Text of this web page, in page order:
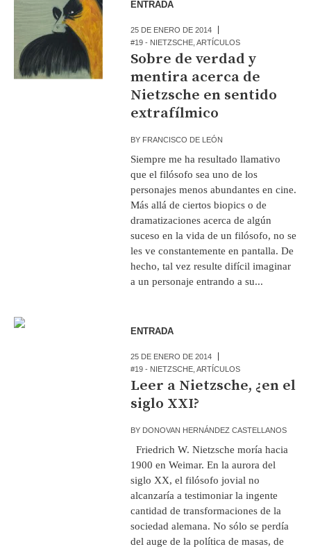
ENTRADA
25 DE ENERO DE 2014
#19 - NIETZSCHE ,ARTÍCULOS
Sobre de verdad y
mentira acerca de
Nietzsche en sentido
extrafílmico
BY FRANCISCO DE LEÓN
Siempre me ha resultado llamativo
que el filósofo sea uno de los
personajes menos abundantes en cine.
Más allá de ciertos biopics o de
dramatizaciones acerca de algún
suceso en la vida de un filósofo, no se
les ve constantemente en pantalla. De
hecho, tal vez resulte difícil imaginar
a un personaje entrando a su...
ENTRADA
25 DE ENERO DE 2014
#19 - NIETZSCHE ,ARTÍCULOS
Leer a Nietzsche, ¿en el
siglo XXI?
BY DONOVAN HERNÁNDEZ CASTELLANOS
Friedrich W. Nietzsche moría hacia
1900 en Weimar. En la aurora del
siglo XX, el filósofo jovial no
alcanzaría a testimoniar la ingente
cantidad de transformaciones de la
sociedad alemana. No sólo se perdía
del auge de la política de masas, de